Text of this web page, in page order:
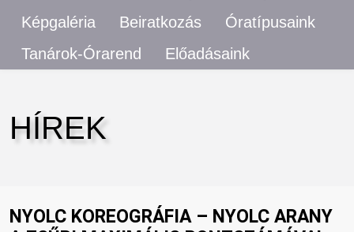
VÁCI JESZENSZKY® BALETT – RÓLUNK
Képgaléria
Beiratkozás
Óratípusaink
Tanárok-Órarend
Előadásaink
HÍREK
NYOLC KOREOGRÁFIA – NYOLC ARANY